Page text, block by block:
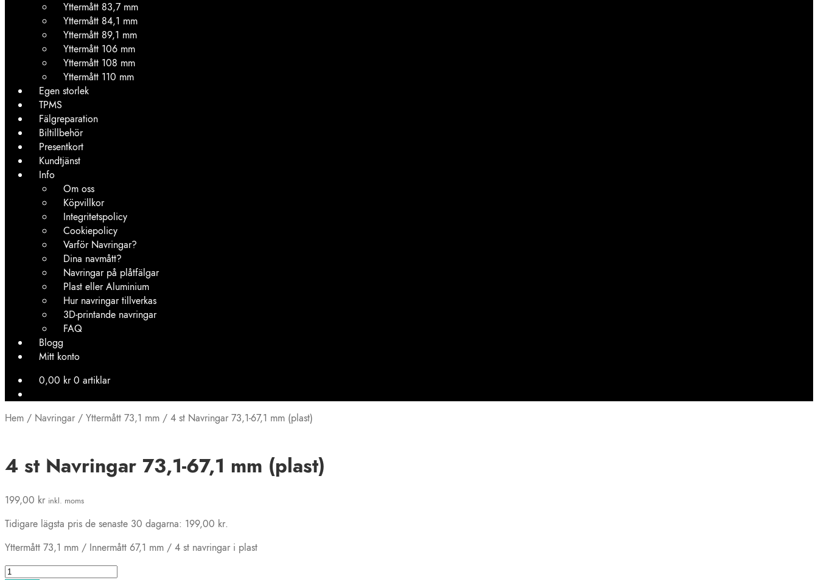
Yttermått 83,7 mm
Yttermått 84,1 mm
Yttermått 89,1 mm
Yttermått 106 mm
Yttermått 108 mm
Yttermått 110 mm
Egen storlek
TPMS
Fälgreparation
Biltillbehör
Presentkort
Kundtjänst
Info
Om oss
Köpvillkor
Integritetspolicy
Cookiepolicy
Varför Navringar?
Dina navmått?
Navringar på plåtfälgar
Plast eller Aluminium
Hur navringar tillverkas
3D-printande navringar
FAQ
Blogg
Mitt konto
0,00 kr 0 artiklar
Hem / Navringar/ Yttermått 73,1 mm / 4 st Navringar 73,1-67,1 mm (plast)
4 st Navringar 73,1-67,1 mm (plast)
199,00 kr inkl. moms
Tidigare lägsta pris de senaste 30 dagarna: 199,00 kr.
Yttermått 73,1 mm / Innermått 67,1 mm / 4 st navringar i plast
4